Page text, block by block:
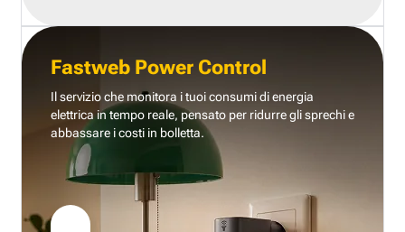
Fastweb Power Control
Il servizio che monitora i tuoi consumi di energia
elettrica in tempo reale, pensato per ridurre gli sprechi e
abbassare i costi in bolletta.